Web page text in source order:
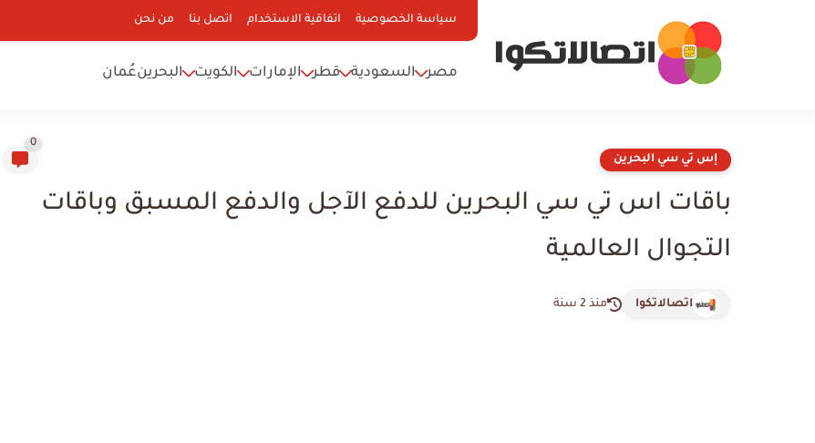
سياسة الخصوصية اتفاقية الاستخدام اتصل بنا من نحن
مصر السعودية قطر الإمارات الكويت البحرينعُمان
إس تي سي البحرين
0
باقات اس تي سي البحرين للدفع الآجل والدفع المسبق وباقات
التجوال العالمية
اتصالاتكوا منذ 2 سنة